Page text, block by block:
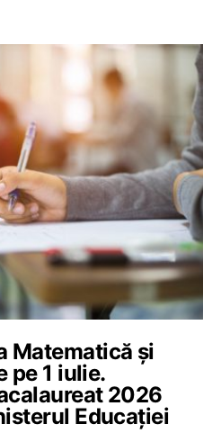
Matematică și
pe 1 iulie.
2026
Educației